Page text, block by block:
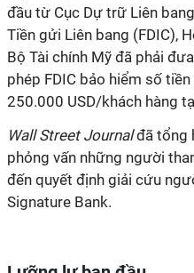
đầu từ Cục Dự trữ Liên
Tiền gửi Liên bang (FDIC),
Bộ Tài chính Mỹ đã phải
phép FDIC bảo hiểm số
250.000 USD/khách hàng
Wall Street Journalđã tổng
phỏng vấn những người
đến quyết định giải cứu
Signature Bank.